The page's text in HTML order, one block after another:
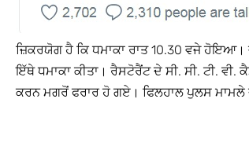
ਜ਼ਿਕਰਯੋਗ ਹੈ ਕਿ ਧਮਾਕਾ ਰਾਤ 10.30 ਵਜੇ ਹੋਇਆ।
ਇੱਥੇ ਧਮਾਕਾ ਕੀਤਾ। ਰੈਸਟੋਰੈਂਟ ਦੇ ਸੀ. ਸੀ. ਟੀ.
ਕਰਨ ਮਗਰੋਂ ਫਰਾਰ ਹੋ ਗਏ। ਫਿਲਹਾਲ ਪੁਲਸ ਮਾਮਲੇ